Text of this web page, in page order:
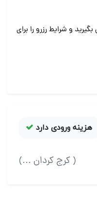
و شرایط رزرو را برای
هزینه ورودی دارد
( کرج کردان ...)